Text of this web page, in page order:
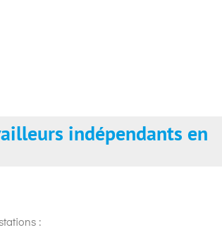
indépendants en
: